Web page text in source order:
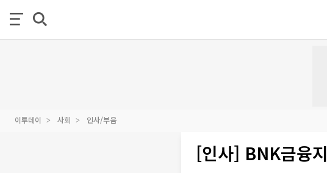
이투데이 사회 인사/부음
[인사] BNK금융